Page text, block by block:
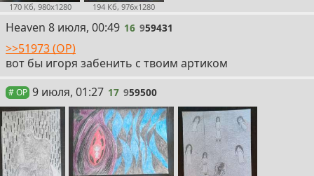
170 Кб, 980x1280 194 Кб, 976x1280
Heaven 16
8 июля, 00:49 16 959431
>>51973 (OP)
вот бы игоря забенить с твоим артиком
# OP 17
9 июля, 01:27 17 959500